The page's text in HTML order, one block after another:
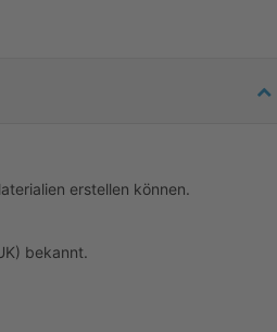
erstellen können.
bekannt.